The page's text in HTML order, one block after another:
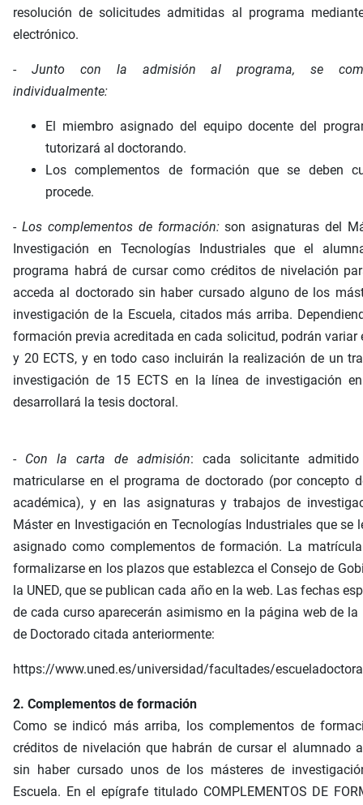
resolución de solicitudes admitidas al programa
electrónico.
- Junto con la admisión al programa, se
individualmente:
El miembro asignado del equipo docente del
tutorizará al doctorando.
Los complementos de formación que se deben
procede.
- Los complementos de formación:son asignaturas del
Investigación en Tecnologías Industriales que el
programa habrá de cursar como créditos de nivelación
acceda al doctorado sin haber cursado alguno de los
investigación de la Escuela, citados más arriba.
formación previa acreditada en cada solicitud, podrán variar
y 20 ECTS, y en todo caso incluirán la realización de un
investigación de 15 ECTS en la línea de investigación
desarrollará la tesis doctoral.
- Con la carta de admisión: cada solicitante admitido
matricularse en el programa de doctorado (por concepto
académica), y en las asignaturas y trabajos de
Máster en Investigación en Tecnologías Industriales que se
asignado como complementos de formación. La
formalizarse en los plazos que establezca el Consejo de
la UNED, que se publican cada año en la web. Las fechas
de cada curso aparecerán asimismo en la página web de la
de Doctorado citada anteriormente:
https://www.uned.es/universidad/facultades/
2. Complementos de formación
Como se indicó más arriba, los complementos de
créditos de nivelación que habrán de cursar el alumnado
sin haber cursado unos de los másteres de
Escuela. En el epígrafe titulado COMPLEMENTOS DE